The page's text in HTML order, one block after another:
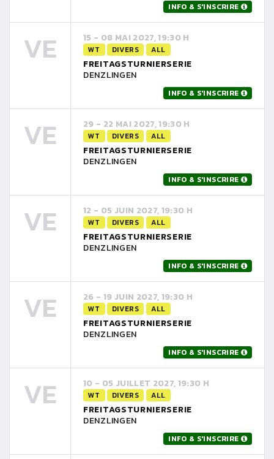
INFO & S'INSCRIRE
VE 15 - 08 MAI 2027, 19:30 H
WT DIVERS ALL
FREITAGSTURNIERSERIE
DENZLINGEN
INFO & S'INSCRIRE
VE 29 - 22 MAI 2027, 19:30 H
WT DIVERS ALL
FREITAGSTURNIERSERIE
DENZLINGEN
INFO & S'INSCRIRE
VE 12 - 05 JUIN 2027, 19:30 H
WT DIVERS ALL
FREITAGSTURNIERSERIE
DENZLINGEN
INFO & S'INSCRIRE
VE 26 - 19 JUIN 2027, 19:30 H
WT DIVERS ALL
FREITAGSTURNIERSERIE
DENZLINGEN
INFO & S'INSCRIRE
VE 10 - 05 JUILLET 2027, 19:30 H
WT DIVERS ALL
FREITAGSTURNIERSERIE
DENZLINGEN
INFO & S'INSCRIRE